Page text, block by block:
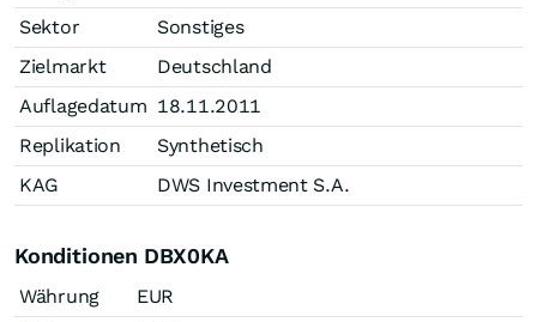
Sektor
Sonstiges
Zielmarkt
Deutschland
Auflagedatum 18.11.2011
Replikation
Synthetisch
KAG
DWS Investment S.A.
Konditionen DBX0KA
Währung
EUR